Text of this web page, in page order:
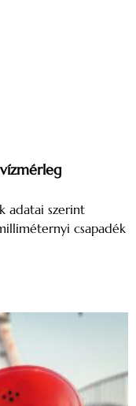
adatai szerint
csapadék